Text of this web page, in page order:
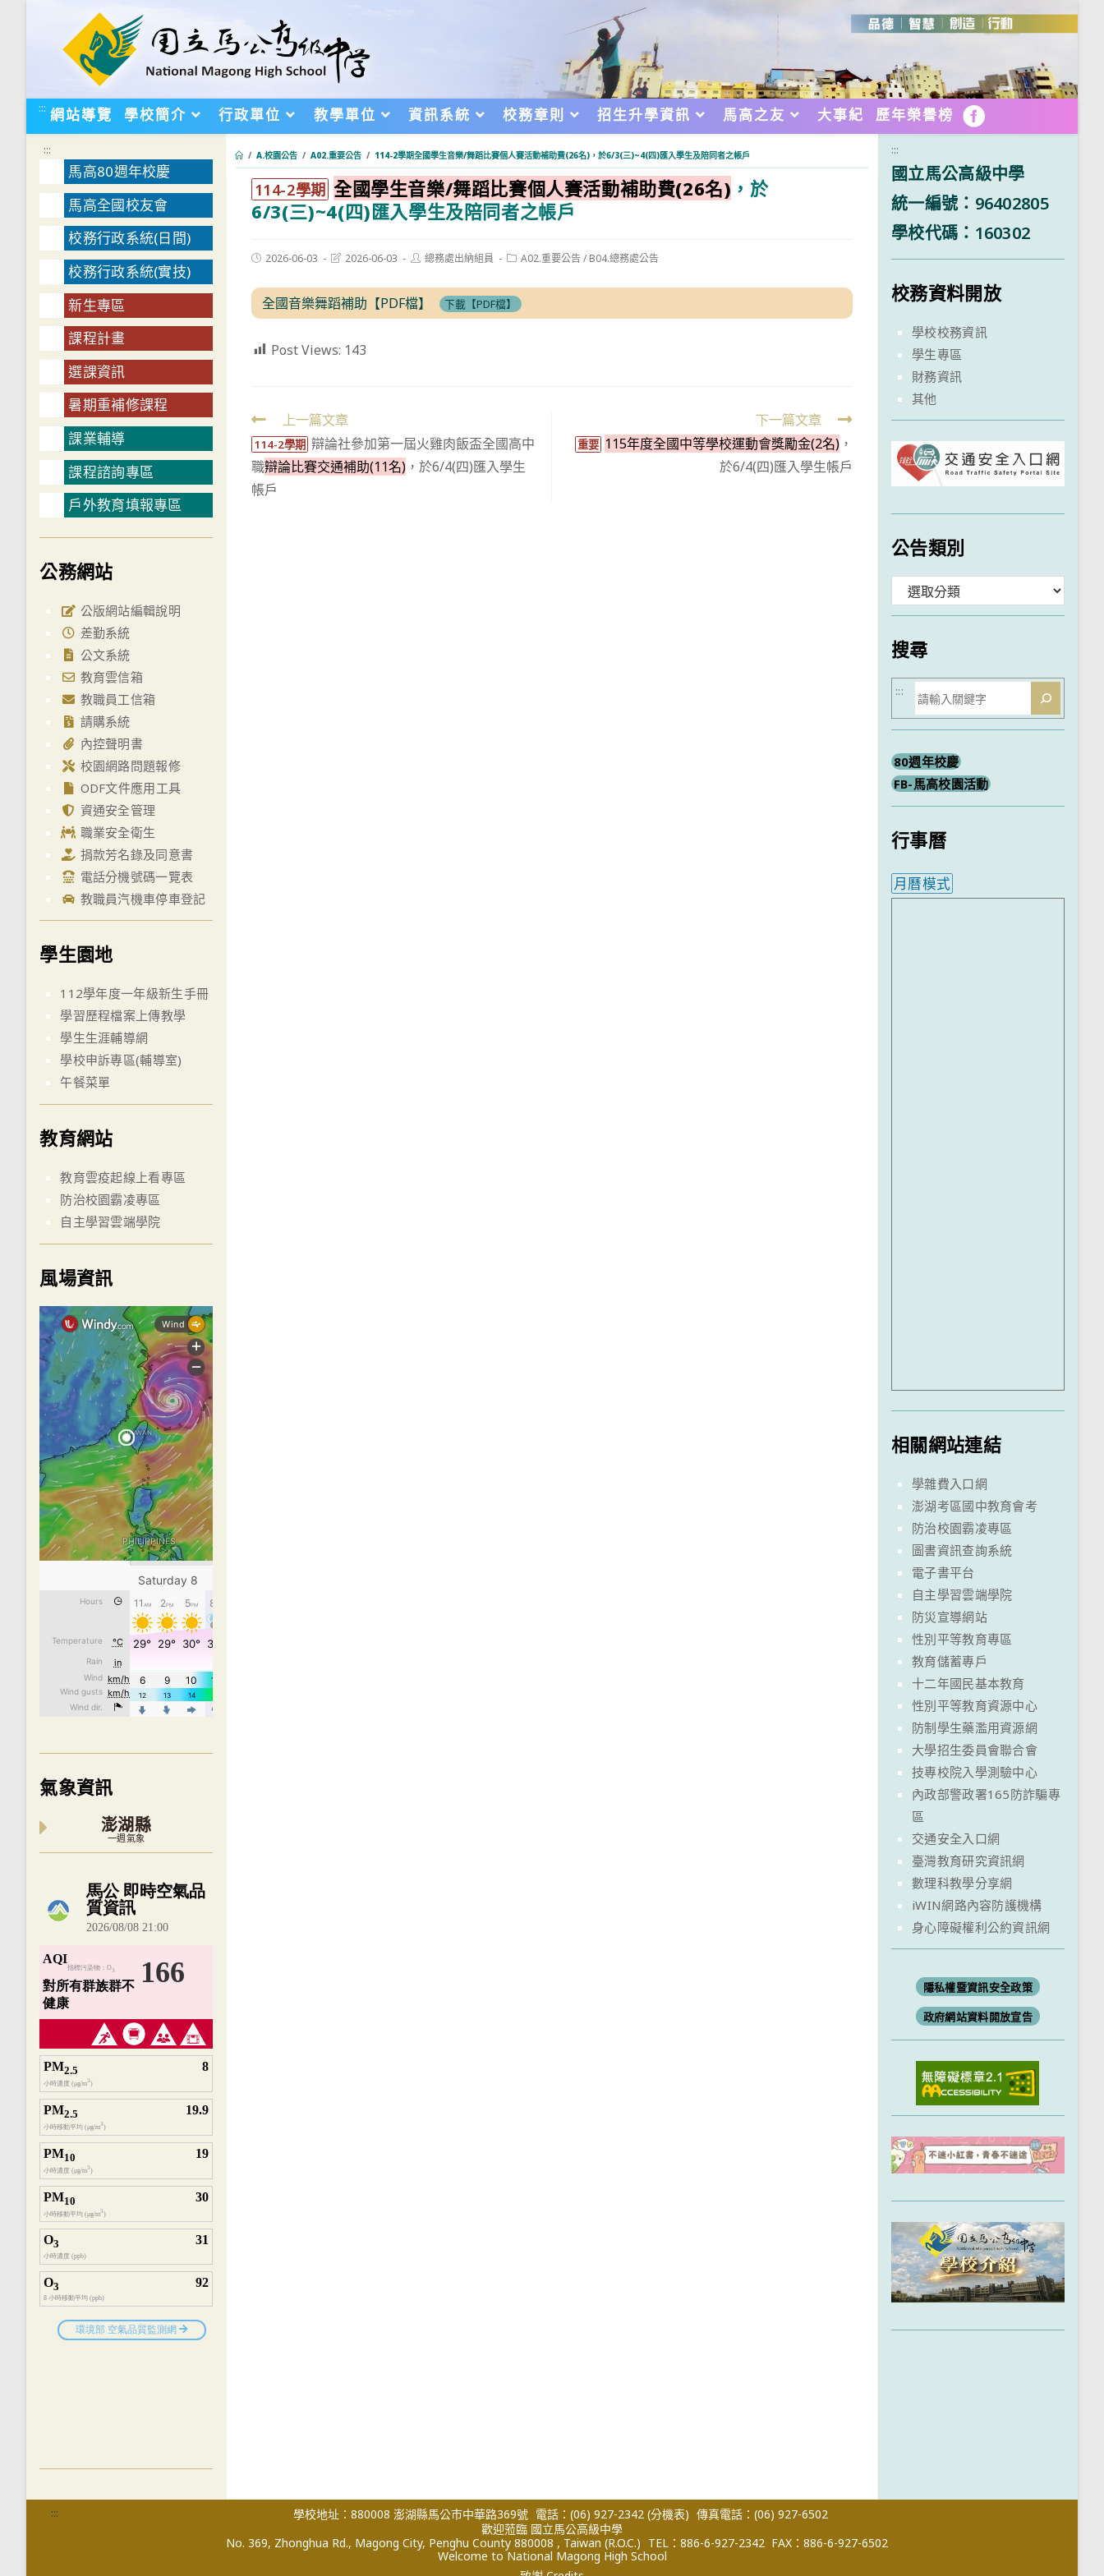
::: 網站導覽 學校簡介 行政單位 教學單位 資訊系統 校務章則 招生升學資訊 馬高之友 大事紀 歷年榮譽榜 FB
/ A.校園公告 / A02.重要公告 / 114-2學期全國學生音樂/舞蹈比賽個人賽活動補助費(26名)，於6/3(三)~4(四)匯入學生及陪同者之帳戶
114-2學期 全國學生音樂/舞蹈比賽個人賽活動補助費(26名) ，於
6/3(三)~4(四)匯入學生及陪同者之帳戶
Post2026-06-03
Post2026-06-03
Post總務處出納組員
PostA02.重要公告/ B04.總務處公告
全國音樂舞蹈補助【PDF檔】 下載【PDF檔】
Post Views: 143
Read
more
articles
上一篇文章
114-2學期 辯論社參加第一屆火雞肉飯盃全國高中
職辯論比賽交通補助(11名) ，於6/4(四)匯入學生
帳戶
下一篇文章
重要 115年度全國中等學校運動會獎勵金(2名)，
於6/4(四)匯入學生帳戶
:::
馬高80週年校慶
馬高全國校友會
校務行政系統(日間)
校務行政系統(實技)
新生專區
課程計畫
選課資訊
暑期重補修課程
課業輔導
課程諮詢專區
戶外教育填報專區
公務網站
公版網站編輯說明
差勤系統
公文系統
教育雲信箱
教職員工信箱
請購系統
內控聲明書
校園網路問題報修
ODF文件應用工具
資通安全管理
職業安全衛生
捐款芳名錄及同意書
電話分機號碼一覽表
教職員汽機車停車登記
學生園地
112學年度一年級新生手冊
學習歷程檔案上傳教學
學生生涯輔導網
學校申訴專區(輔導室)
午餐菜單
教育網站
教育雲疫起線上看專區
防治校園霸凌專區
自主學習雲端學院
風場資訊
氣象資訊
澎湖縣
一週氣象
內嵌空氣品質小工具為視覺預覽，完整即時空氣品質資料請開啟
:::
國立馬公高級中學
統一編號：96402805
學校代碼：160302
校務資料開放
學校校務資訊
學生專區
財務資訊
其他
公告類別
類
搜尋
搜
尋
:::
80週年校慶
FB-馬高校園活動
行事曆
月曆模式
相關網站連結
學雜費入口網
澎湖考區國中教育會考
防治校園霸凌專區
圖書資訊查詢系統
電子書平台
自主學習雲端學院
防災宣導網站
性別平等教育專區
教育儲蓄專戶
十二年國民基本教育
性別平等教育資源中心
防制學生藥濫用資源網
大學招生委員會聯合會
技專校院入學測驗中心
內政部警政署165防詐騙專
區
交通安全入口網
臺灣教育研究資訊網
數理科教學分享網
iWIN網路內容防護機構
身心障礙權利公約資訊網
隱私權暨資訊安全政策
政府網站資料開放宣告
::: 學校地址：880008 澎湖縣馬公市中華路369號 電話：(06) 927-2342 (分機表) 傳真電話：(06) 927-6502
歡迎蒞臨 國立馬公高級中學
No. 369, Zhonghua Rd., Magong City, Penghu County 880008 , Taiwan (R.O.C.) TEL：886-6-927-2342 FAX：886-6-927-6502
Welcome to National Magong High School